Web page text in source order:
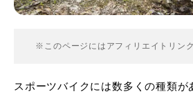
※このページにはアフィリエイトリン
スポーツバイクには数多くの種類が